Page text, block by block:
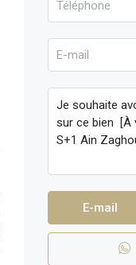
E-mail